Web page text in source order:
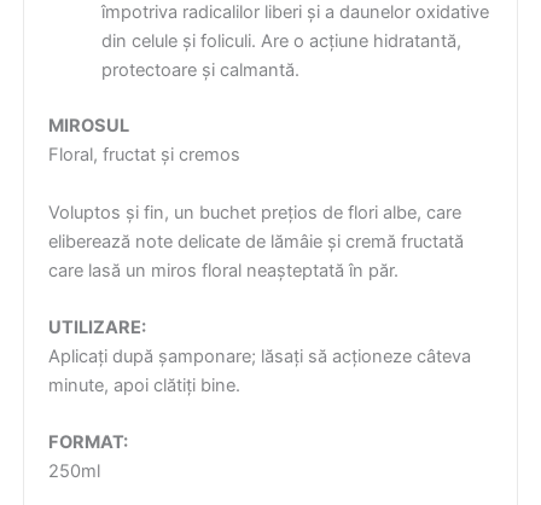
împotriva radicalilor liberi și a daunelor oxidative
din celule și foliculi. Are o acțiune hidratantă,
protectoare și calmantă.
MIROSUL
Floral, fructat și cremos
Voluptos și fin, un buchet prețios de flori albe, care
eliberează note delicate de lămâie și cremă fructată
care lasă un miros floral neașteptată în păr.
UTILIZARE:
Aplicați după șamponare; lăsați să acționeze câteva
minute, apoi clătiți bine.
FORMAT:
250ml